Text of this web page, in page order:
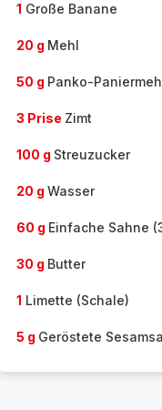
1 Große Banane
20 g Mehl
50 g Panko-
3 Prise Zimt
100 g Streuzucker
20 g Wasser
60 g Einfache Sahne
30 g Butter
1 Limette (Schale)
5 g Geröstete